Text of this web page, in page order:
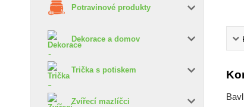
Potravinové produkty
Dekorace a domov
Trička s potiskem
Zvířecí mazlíčci